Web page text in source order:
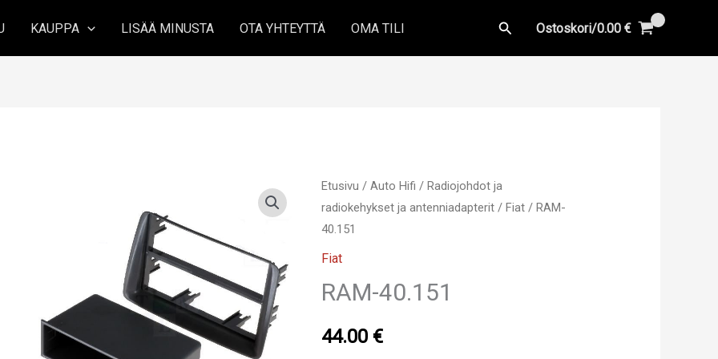
KAUPPA LISÄÄ MINUSTA OTA YHTEYTTÄ OMA TILI Hae Ostoskori/0.00 €
Etusivu /Auto Hifi / Radiojohdot ja
radiokehykset ja antenniadapterit / Fiat / RAM-
40.151
Fiat
RAM-40.151
44.00€